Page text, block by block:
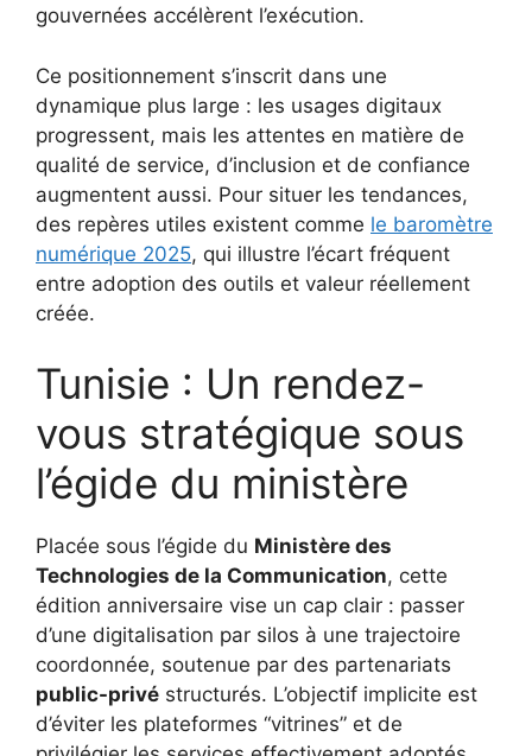
gouvernées accélèrent l’exécution.
Ce positionnement s’inscrit dans une
dynamique plus large : les usages digitaux
progressent, mais les attentes en matière de
qualité de service, d’inclusion et de confiance
augmentent aussi. Pour situer les tendances,
des repères utiles existent comme le baromètre
numérique 2025, qui illustre l’écart fréquent
entre adoption des outils et valeur réellement
créée.
Tunisie : Un rendez-
vous stratégique sous
l’égide du ministère
Placée sous l’égide du Ministère des
Technologies de la Communication, cette
édition anniversaire vise un cap clair : passer
d’une digitalisation par silos à une trajectoire
coordonnée, soutenue par des partenariats
public-privé structurés. L’objectif implicite est
d’éviter les plateformes “vitrines” et de